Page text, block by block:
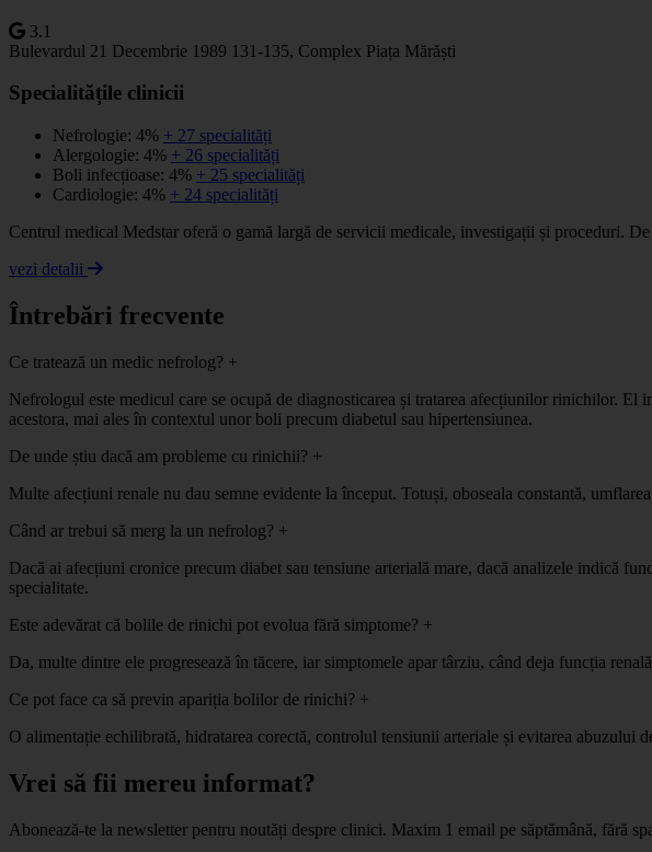
3.1
Bulevardul 21 Decembrie 1989 131-135, Complex Piața Mărăști
Specialitățile clinicii
Nefrologie: 4% + 27 specialități
Alergologie: 4% + 26 specialități
Boli infecțioase: 4% + 25 specialități
Cardiologie: 4% + 24 specialități
Centrul medical Medstar oferă o gamă largă de servicii medicale, investigații și proceduri.
vezi detalii
Întrebări frecvente
Ce tratează un medic nefrolog? +
Nefrologul este medicul care se ocupă de diagnosticarea și tratarea afecțiunilor rinichilor.
acestora, mai ales în contextul unor boli precum diabetul sau hipertensiunea.
De unde știu dacă am probleme cu rinichii? +
Multe afecțiuni renale nu dau semne evidente la început. Totuși, oboseala constantă,
Când ar trebui să merg la un nefrolog? +
Dacă ai afecțiuni cronice precum diabet sau tensiune arterială mare, dacă analizele indică
specialitate.
Este adevărat că bolile de rinichi pot evolua fără simptome? +
Da, multe dintre ele progresează în tăcere, iar simptomele apar târziu, când deja funcția
Ce pot face ca să previn apariția bolilor de rinichi? +
O alimentație echilibrată, hidratarea corectă, controlul tensiunii arteriale și evitarea
Vrei să fii mereu informat?
Abonează-te la newsletter pentru noutăți despre clinici. Maxim 1 email pe săptămână, fără